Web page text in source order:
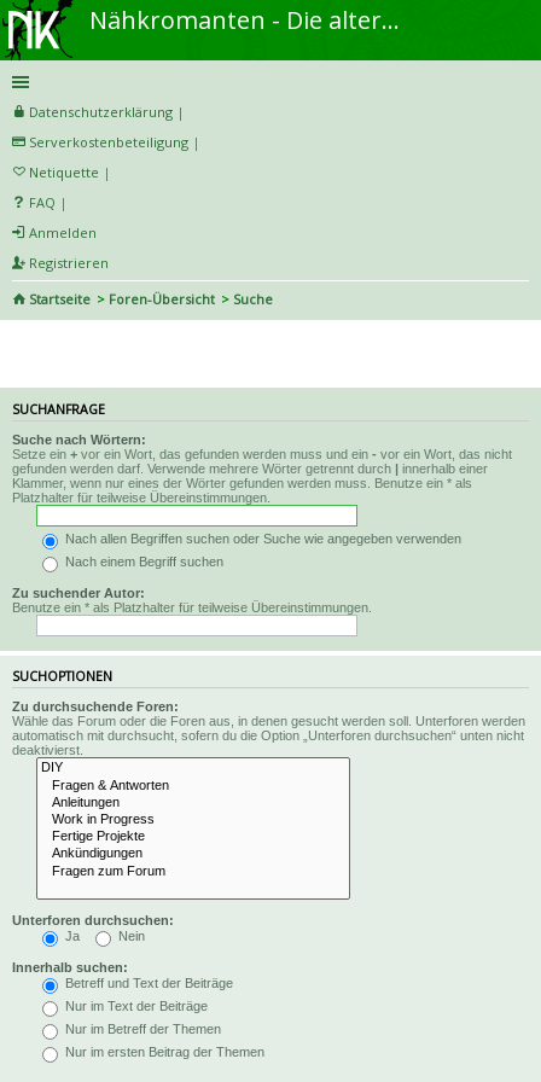
Nähkromanten - Die alternative Näh- und DIY-Community
Datenschutzerklärung |
Serverkostenbeteiligung |
Netiquette |
FAQ |
Anmelden
Registrieren
Startseite
Foren-Übersicht Suche
SUCHANFRAGE
Suche nach Wörtern:
Setze ein + vor ein Wort, das gefunden werden muss und ein - vor ein Wort, das nicht
gefunden werden darf. Verwende mehrere Wörter getrennt durch | innerhalb einer
Klammer, wenn nur eines der Wörter gefunden werden muss. Benutze ein * als
Platzhalter für teilweise Übereinstimmungen.
Nach allen Begriffen suchen oder Suche wie angegeben verwenden
Nach einem Begriff suchen
Zu suchender Autor:
Benutze ein * als Platzhalter für teilweise Übereinstimmungen.
SUCHOPTIONEN
Zu durchsuchende Foren:
Wähle das Forum oder die Foren aus, in denen gesucht werden soll. Unterforen werden
automatisch mit durchsucht, sofern du die Option „Unterforen durchsuchen“ unten nicht
deaktivierst.
Unterforen durchsuchen:
Ja
Nein
Innerhalb suchen:
Betreff und Text der Beiträge
Nur im Text der Beiträge
Nur im Betreff der Themen
Nur im ersten Beitrag der Themen